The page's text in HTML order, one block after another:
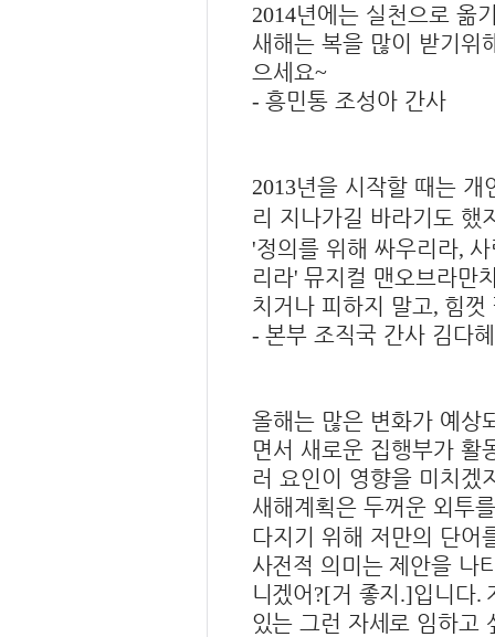
2014년에는 실천으로 옮
새해는 복을 많이 받기위
으세요~
- 흥민통 조성아 간사
2013년을 시작할 때는 개
리 지나가길 바라기도 했
'정의를 위해 싸우리라,
리라' 뮤지컬 맨오브라만
치거나 피하지 말고, 힘껏
- 본부 조직국 간사 김다혜
올해는 많은 변화가 예상
면서 새로운 집행부가 활
러 요인이 영향을 미치겠
새해계획은 두꺼운 외투
다지기 위해 저만의 단어
사전적 의미는 제안을 나
니겠어 ?[거 좋지 .]입니다.
있는 그런 자세로 임하고